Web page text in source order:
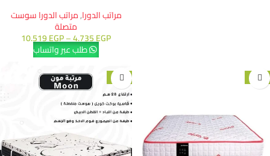
مراتب الدورا,مراتب الدورا سوست
متصلة
4.735EGP
–
10.519EGP
طلب عبر واتساب
-20%
-15%